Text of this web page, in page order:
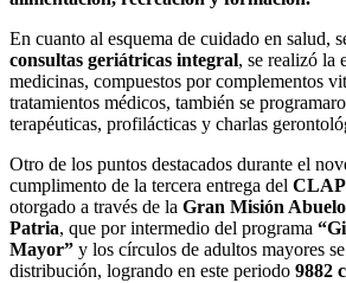
En cuanto al esquema de cuidado en salud,
consultas geriátricas integral, se realizó la
medicinas, compuestos por complementos
tratamientos médicos, también se
terapéuticas, profilácticas y charlas
Otro de los puntos destacados durante el
cumplimento de la tercera entrega del CLAP
otorgado a través de la Gran Misión
Patria, que por intermedio del programa
Mayor” y los círculos de adultos mayores
distribución, logrando en este periodo 9882